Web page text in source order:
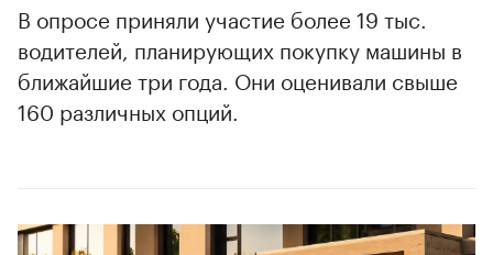
В опросе приняли участие более 19 тыс.
водителей, планирующих покупку машины в
ближайшие три года. Они оценивали свыше
160 различных опций.